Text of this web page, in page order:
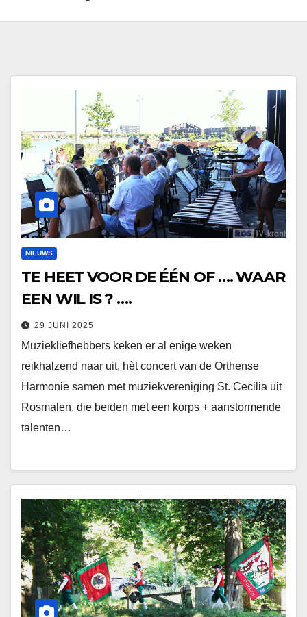
NIEUWS
TE HEET VOOR DE ÉÉN OF …. WAAR
EEN WIL IS ? ….
29 JUNI 2025
Muziekliefhebbers keken er al enige weken
reikhalzend naar uit, hèt concert van de Orthense
Harmonie samen met muziekvereniging St. Cecilia uit
Rosmalen, die beiden met een korps + aanstormende
talenten…